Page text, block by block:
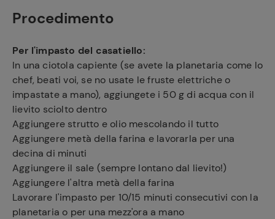
Procedimento
Per l'impasto del casatiello:
In una ciotola capiente (se avete la planetaria come lo
chef, beati voi, se no usate le fruste elettriche o
impastate a mano), aggiungete i 50 g di acqua con il
lievito sciolto dentro
Aggiungere strutto e olio mescolando il tutto
Aggiungere metà della farina e lavorarla per una
decina di minuti
Aggiungere il sale (sempre lontano dal lievito!)
Aggiungere l'altra metà della farina
Lavorare l'impasto per 10/15 minuti consecutivi con la
planetaria o per una mezz'ora a mano